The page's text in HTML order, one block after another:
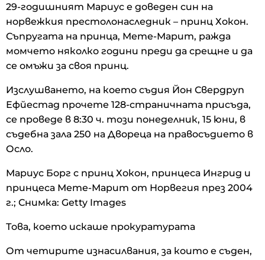
29-годишният Мариус е доведен син на
норвежкия престолонаследник – принц Хокон.
Съпругата на принца, Мете-Марит, ражда
момчето няколко години преди да срещне и да
се омъжи за своя принц.
Изслушването, на което съдия Йон Свердруп
Ефйестад прочете 128-страничната присъда,
се проведе в 8:30 ч. този понеделник, 15 юни, в
съдебна зала 250 на Двореца на правосъдието в
Осло.
Мариус Борг с принц Хокон, принцеса Ингрид и
принцеса Мете-Марит от Норвегия през 2004
г.; Снимка: Getty Images
Това, което искаше прокуратурата
От четирите изнасилвания, за които е съден,